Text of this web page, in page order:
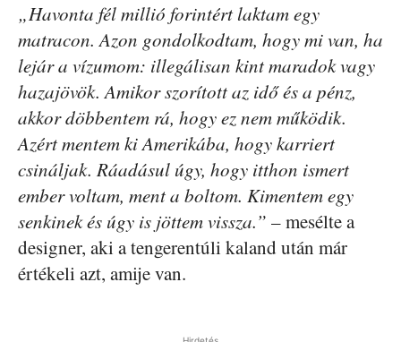
„Havonta fél millió forintért laktam egy
matracon. Azon gondolkodtam, hogy mi van, ha
lejár a vízumom: illegálisan kint maradok vagy
hazajövök. Amikor szorított az idő és a pénz,
akkor döbbentem rá, hogy ez nem működik.
Azért mentem ki Amerikába, hogy karriert
csináljak. Ráadásul úgy, hogy itthon ismert
ember voltam, ment a boltom. Kimentem egy
senkinek és úgy is jöttem vissza.” – mesélte a
designer, aki a tengerentúli kaland után már
értékeli azt, amije van.